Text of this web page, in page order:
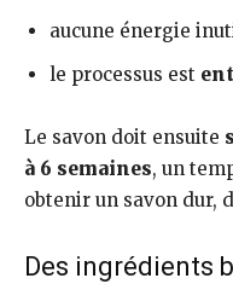
aucune énergie
le processus est
Le savon doit ensuite
à 6 semaines, un
obtenir un savon dur,
Des ingrédients